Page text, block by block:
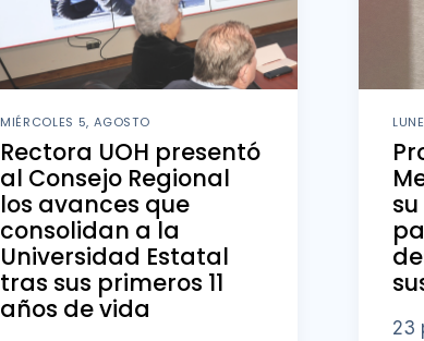
MIÉRCOLES 5, AGOSTO
Rectora UOH presentó
al Consejo Regional
los avances que
consolidan a la
Universidad Estatal
tras sus primeros 11
años de vida
23